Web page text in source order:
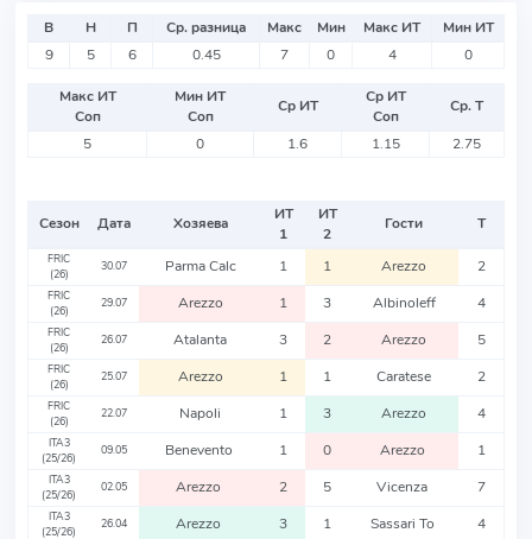
В Н П Ср. разница Макс Мин Макс ИТ
Мин ИТ
9
5 6 0.45 7 0 4 0
Макс ИТ
Соп
Мин ИТ
Соп
Ср ИТ
Ср ИТ
Соп
Ср. Т
5
0 1.6 1.15 2.75
Сезон Дата Хозяева
ИТ
1
ИТ
2
Гости Т
FRIC
(26)
30.07 Parma Calc 1 1 Arezzo 2
FRIC
(26)
29.07 Arezzo 1 3 Albinoleff 4
FRIC
(26)
26.07 Atalanta 3 2 Arezzo 5
FRIC
(26)
25.07 Arezzo 1 1 Caratese 2
FRIC
(26)
22.07 Napoli 1 3 Arezzo 4
ITA3
(25/26)
09.05 Benevento 1 0 Arezzo 1
ITA3
(25/26)
02.05 Arezzo 2 5 Vicenza 7
ITA3
(25/26)
26.04 Arezzo 3 1 Sassari To 4